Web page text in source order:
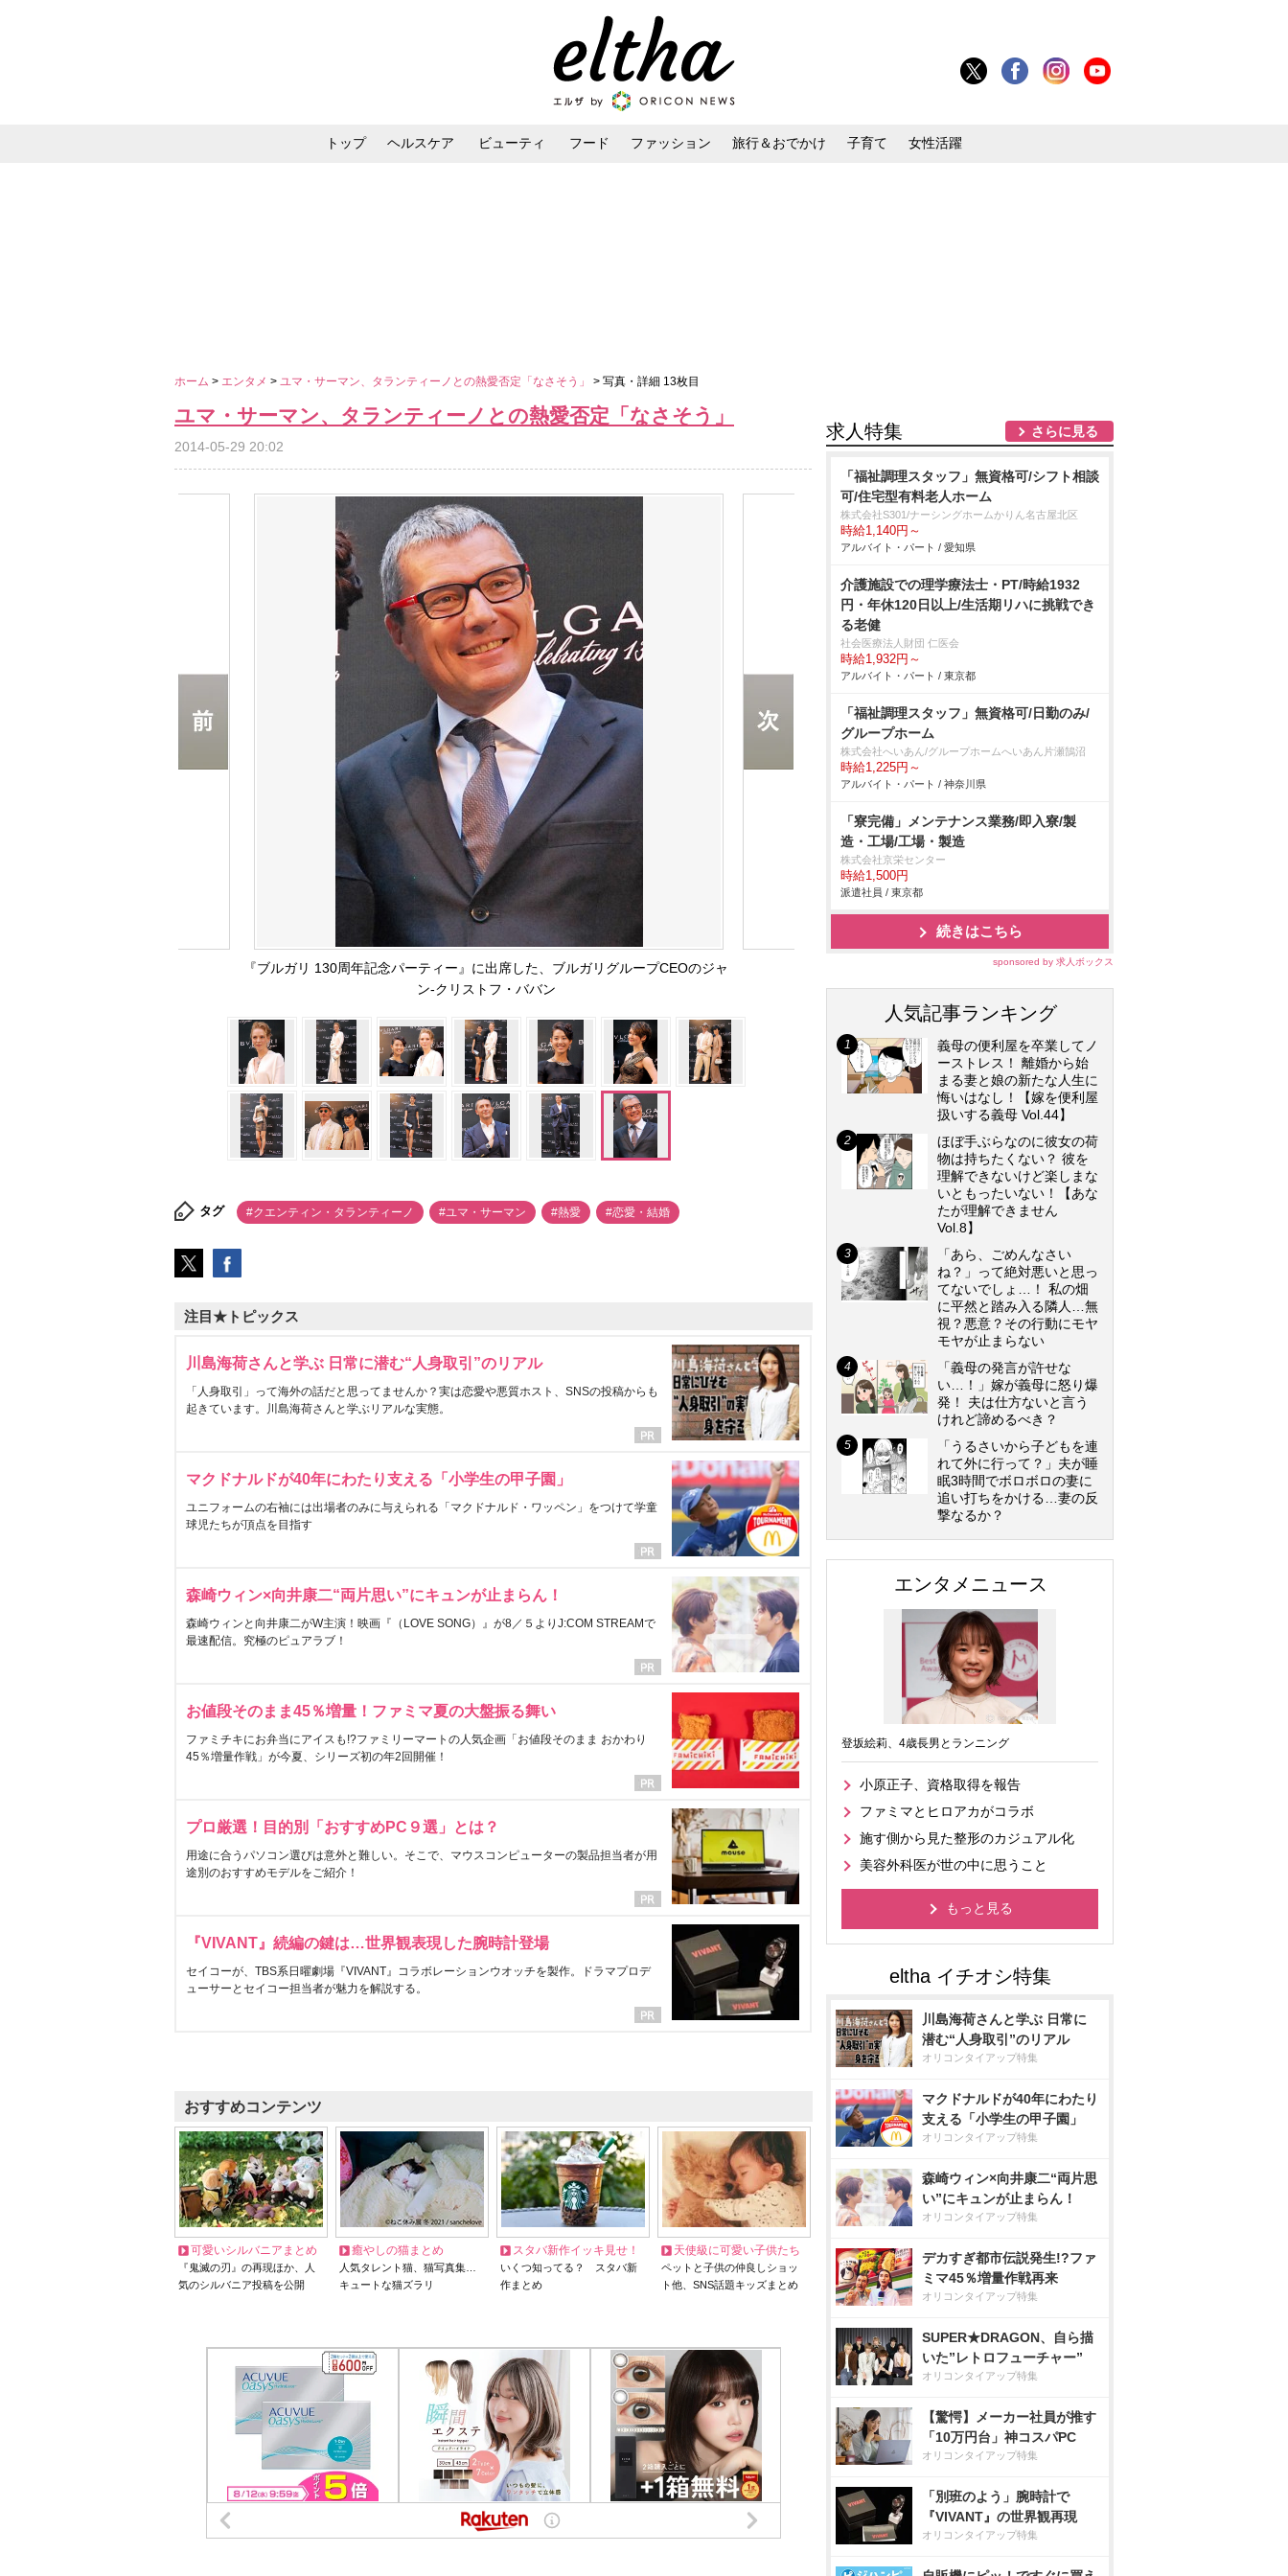
トップ ヘルスケア ビューティ フード ファッション 旅行＆おでかけ 子育て 女性活躍
ホーム > エンタメ > ユマ・サーマン、タランティーノとの熱愛否定「なさそう」 > 写真・詳細 13枚目
ユマ・サーマン、タランティーノとの熱愛否定「なさそう」
2014-05-29 20:02
『ブルガリ 130周年記念パーティー』に出席した、ブルガリグループCEOのジャ
ン-クリストフ・ババン
タグ #クエンティン・タランティーノ #ユマ・サーマン #熱愛 #恋愛・結婚
注目★トピックス
川島海荷さんと学ぶ 日常に潜む“人身取引”のリアル
「人身取引」って海外の話だと思ってませんか？実は恋愛や悪質ホスト、SNSの投稿からも
起きています。川島海荷さんと学ぶリアルな実態。
マクドナルドが40年にわたり支える「小学生の甲子園」
ユニフォームの右袖には出場者のみに与えられる「マクドナルド・ワッペン」をつけて学童
球児たちが頂点を目指す
森崎ウィン×向井康二“両片思い”にキュンが止まらん！
森崎ウィンと向井康二がW主演！映画『（LOVE SONG）』が8／５よりJ:COM STREAMで
最速配信。究極のピュアラブ！
お値段そのまま45％増量！ファミマ夏の大盤振る舞い
ファミチキにお弁当にアイスも!?ファミリーマートの人気企画「お値段そのまま おかわり
45％増量作戦」が今夏、シリーズ初の年2回開催！
プロ厳選！目的別「おすすめPC９選」とは？
用途に合うパソコン選びは意外と難しい。そこで、マウスコンピューターの製品担当者が用
途別のおすすめモデルをご紹介！
『VIVANT』続編の鍵は…世界観表現した腕時計登場
セイコーが、TBS系日曜劇場『VIVANT』コラボレーションウオッチを製作。ドラマプロデ
ューサーとセイコー担当者が魅力を解説する。
おすすめコンテンツ
可愛いシルバニアまとめ
『鬼滅の刃』の再現ほか、人
気のシルバニア投稿を公開
癒やしの猫まとめ
人気タレント猫、猫写真集…
キュートな猫ズラリ
スタバ新作イッキ見せ！
いくつ知ってる？ スタバ新
作まとめ
天使級に可愛い子供たち
ペットと子供の仲良しショッ
ト他、SNS話題キッズまとめ
求人特集 さらに見る
「福祉調理スタッフ」無資格可/シフト相談
可/住宅型有料老人ホーム
株式会社S301/ナーシングホームかりん名古屋北区
時給1,140円～
アルバイト・パート / 愛知県
介護施設での理学療法士・PT/時給1932
円・年休120日以上/生活期リハに挑戦でき
る老健
社会医療法人財団 仁医会
時給1,932円～
アルバイト・パート / 東京都
「福祉調理スタッフ」無資格可/日勤のみ/
グループホーム
株式会社へいあん/グループホームへいあん片瀬鵠沼
時給1,225円～
アルバイト・パート / 神奈川県
「寮完備」メンテナンス業務/即入寮/製
造・工場/工場・製造
株式会社京栄センター
時給1,500円
派遣社員 / 東京都
続きはこちら
sponsored by 求人ボックス
人気記事ランキング
義母の便利屋を卒業してノ
ーストレス！ 離婚から始
まる妻と娘の新たな人生に
悔いはなし！【嫁を便利屋
扱いする義母 Vol.44】
ほぼ手ぶらなのに彼女の荷
物は持ちたくない？ 彼を
理解できないけど楽しまな
いともったいない！【あな
たが理解できません
Vol.8】
「あら、ごめんなさい
ね？」って絶対悪いと思っ
てないでしょ…！ 私の畑
に平然と踏み入る隣人…無
視？悪意？その行動にモヤ
モヤが止まらない
「義母の発言が許せな
い…！」嫁が義母に怒り爆
発！ 夫は仕方ないと言う
けれど諦めるべき？
「うるさいから子どもを連
れて外に行って？」夫が睡
眠3時間でボロボロの妻に
追い打ちをかける…妻の反
撃なるか？
エンタメニュース
登坂絵莉、4歳長男とランニング
小原正子、資格取得を報告
ファミマとヒロアカがコラボ
施す側から見た整形のカジュアル化
美容外科医が世の中に思うこと
もっと見る
川島海荷さんと学ぶ 日常に
潜む“人身取引”のリアル
オリコンタイアップ特集
マクドナルドが40年にわたり
支える「小学生の甲子園」
オリコンタイアップ特集
森崎ウィン×向井康二“両片思
い”にキュンが止まらん！
オリコンタイアップ特集
デカすぎ都市伝説発生!?ファ
ミマ45％増量作戦再来
オリコンタイアップ特集
SUPER★DRAGON、自ら描
いた”レトロフューチャー”
オリコンタイアップ特集
【驚愕】メーカー社員が推す
「10万円台」神コスパPC
オリコンタイアップ特集
「別班のよう」腕時計で
『VIVANT』の世界観再現
オリコンタイアップ特集